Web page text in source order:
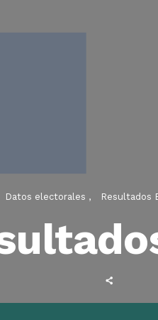
Datos electorales Resultados